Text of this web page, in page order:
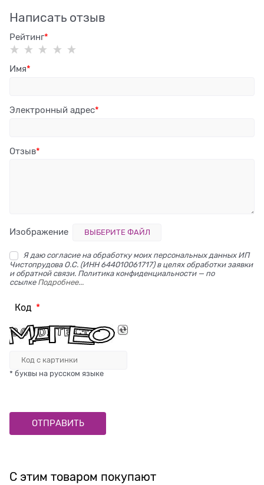
Написать отзыв
Рейтинг
Имя
Электронный адрес
Отзыв
Изображение ВЫБЕРИТЕ ФАЙЛ
Я даю согласие на обработку моих персональных данных ИП
Чистопрудова О.С. (ИНН 644010061717) в целях обработки заявки
и обратной связи. Политика конфиденциальности — по
ссылке Подробнее...
Код
* буквы на русском языке
С этим товаром покупают